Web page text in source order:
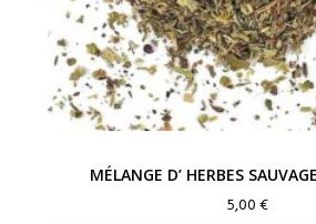
MÉLANGE D’ HERBES
5,00€